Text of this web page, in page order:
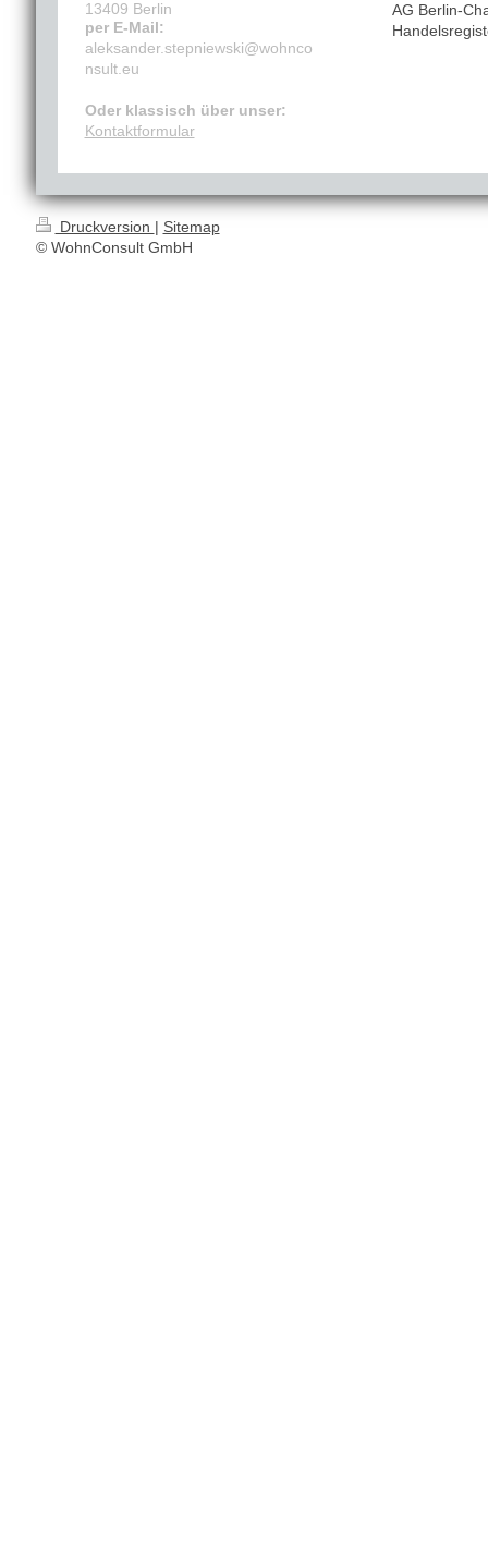
AG Berlin-
13409 Berlin
per E-Mail:
aleksander.stepniewski@wohnco
nsult.eu
Oder klassisch über unser:
Kontaktformular
Druckversion | Sitemap
© WohnConsult GmbH